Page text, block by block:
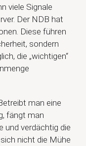
viele Signale
Der NDB hat
Diese führen
sondern
die „wichtigen“
man eine
fängt man
und verdächtig die
nicht die Mühe